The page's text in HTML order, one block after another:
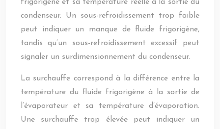
frigorigène et sa température réelle à la sortie du
condenseur. Un sous-refroidissement trop faible
peut indiquer un manque de fluide frigorigène,
tandis qu’un sous-refroidissement excessif peut
signaler un surdimensionnement du condenseur.
La surchauffe correspond à la différence entre la
température du fluide frigorigène à la sortie de
l’évaporateur et sa température d’évaporation.
Une surchauffe trop élevée peut indiquer un